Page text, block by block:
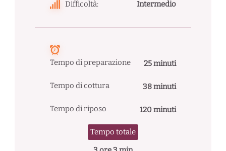
Difficoltà: Intermedio
Tempo di preparazione 25 minuti
Tempo di cottura 38 minuti
Tempo di riposo 120 minuti
Tempo totale